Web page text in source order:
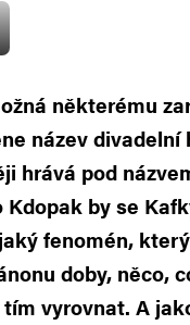
některému
název
hrává pod
Kdopak by se
fenomén,
doby, něco,
vyrovnat. A